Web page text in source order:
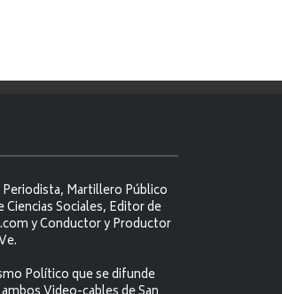
Martillero Público
Sociales, Editor de
y Conductor y Productor
Político que se difunde